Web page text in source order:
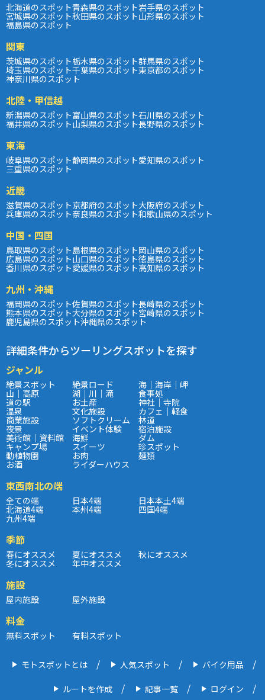
北海道のスポット青森県のスポット岩手県のスポット
宮城県のスポット秋田県のスポット山形県のスポット
福島県のスポット
関東
茨城県のスポット栃木県のスポット群馬県のスポット
埼玉県のスポット千葉県のスポット東京都のスポット
神奈川県のスポット
北陸・甲信越
新潟県のスポット富山県のスポット石川県のスポット
福井県のスポット山梨県のスポット長野県のスポット
東海
岐阜県のスポット静岡県のスポット愛知県のスポット
三重県のスポット
近畿
滋賀県のスポット京都府のスポット大阪府のスポット
兵庫県のスポット奈良県のスポット和歌山県のスポット
中国・四国
鳥取県のスポット島根県のスポット岡山県のスポット
広島県のスポット山口県のスポット徳島県のスポット
香川県のスポット愛媛県のスポット高知県のスポット
九州・沖縄
福岡県のスポット佐賀県のスポット長崎県のスポット
熊本県のスポット大分県のスポット宮崎県のスポット
鹿児島県のスポット沖縄県のスポット
詳細条件からツーリングスポットを探す
ジャンル
絶景スポット 絶景ロード 海｜海岸｜岬
山｜高原 湖｜川｜滝 食事処
道の駅 お土産 神社｜寺院
温泉 文化施設 カフェ｜軽食
商業施設 ソフトクリーム 林道
夜景 イベント体験 宿泊施設
美術館｜資料館 海鮮 ダム
キャンプ場 スイーツ 珍スポット
動植物園 お肉 麺類
お酒 ライダーハウス
東西南北の端
全ての端 日本4端 日本本土4端
北海道4端 本州4端 四国4端
九州4端
季節
春にオススメ 夏にオススメ 秋にオススメ
冬にオススメ 年中オススメ
施設
屋内施設 屋外施設
料金
無料スポット 有料スポット
モトスポットとは 人気スポット バイク用品
ルートを作成 記事一覧 ログイン